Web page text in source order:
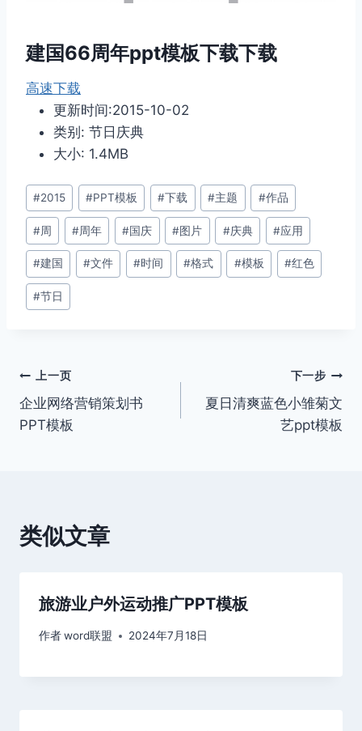
建国66周年ppt模板下载下载
高速下载
更新时间:2015-10-02
类别: 节日庆典
大小: 1.4MB
文
章
标
签：
#2015 #PPT模板 #下载 #主题 #作品
#周 #周年 #国庆 #图片 #庆典 #应用
#建国 #文件 #时间 #格式 #模板 #红色
#节日
文
章
上一页
企业网络营销策划书
PPT模板
下一步
夏日清爽蓝色小雏菊文
艺ppt模板
类似文章
旅游业户外运动推广PPT模板
作者word联盟 2024年7月18日